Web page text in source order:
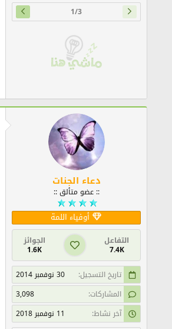
1/3
دعاء الجنات
:: عضو متألق ::
أوفياء اللمة
التفاعل
7.4K
الجوائز
1.6K
تاريخ التسجيل
30 نوفمبر 2014
المشاركات
3,098
آخر نشاط
11 نوفمبر 2018